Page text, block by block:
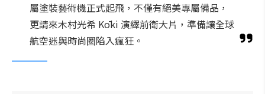
屬塗裝藝術機正式起飛，不僅有絕美專屬備品，
更請來木村光希 Kōki 演繹前衛大片，準備讓全球
航空迷與時尚圈陷入瘋狂。